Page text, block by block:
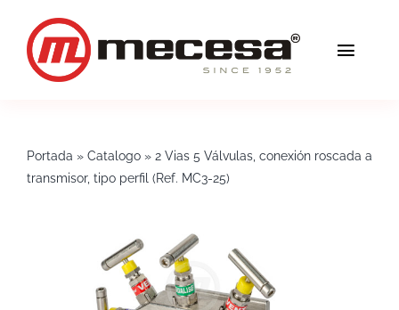
contenido
Calidad
Portada » Catalogo» 2 Vias 5 Válvulas, conexión roscada a
transmisor, tipo perfil (Ref. MC3-25)